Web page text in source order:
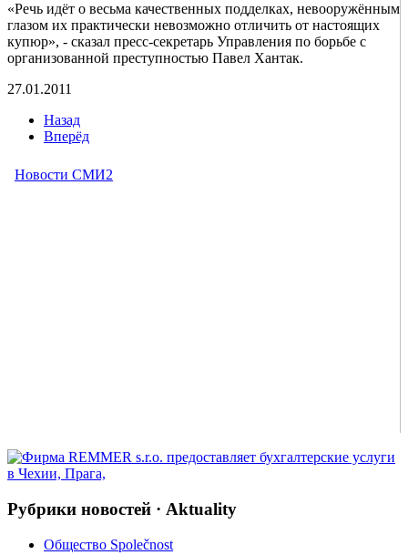
«Речь идёт о весьма качественных подделках, невооружённым
глазом их практически невозможно отличить от настоящих
купюр», - сказал пресс-секретарь Управления по борьбе с
организованной преступностью Павел Хантак.
27.01.2011
Назад
Вперёд
Рубрики новостей · Aktuality
Общество Společnost